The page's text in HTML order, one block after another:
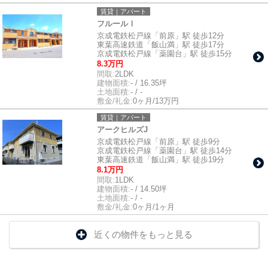
賃貸｜アパート
フルールⅠ
京成電鉄松戸線「前原」駅 徒歩12分
東葉高速鉄道「飯山満」駅 徒歩17分
京成電鉄松戸線「薬園台」駅 徒歩15分
8.3万円
間取:2LDK
建物面積:- / 16.35坪
土地面積:- / -
敷金/礼金:0ヶ月/13万円
賃貸｜アパート
アークヒルズJ
京成電鉄松戸線「前原」駅 徒歩9分
京成電鉄松戸線「薬園台」駅 徒歩14分
東葉高速鉄道「飯山満」駅 徒歩19分
8.1万円
間取:1LDK
建物面積:- / 14.50坪
土地面積:- / -
敷金/礼金:0ヶ月/1ヶ月
近くの物件をもっと見る